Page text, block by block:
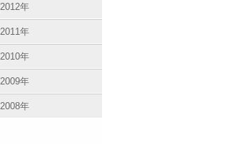
2012年
2011年
2010年
2009年
2008年